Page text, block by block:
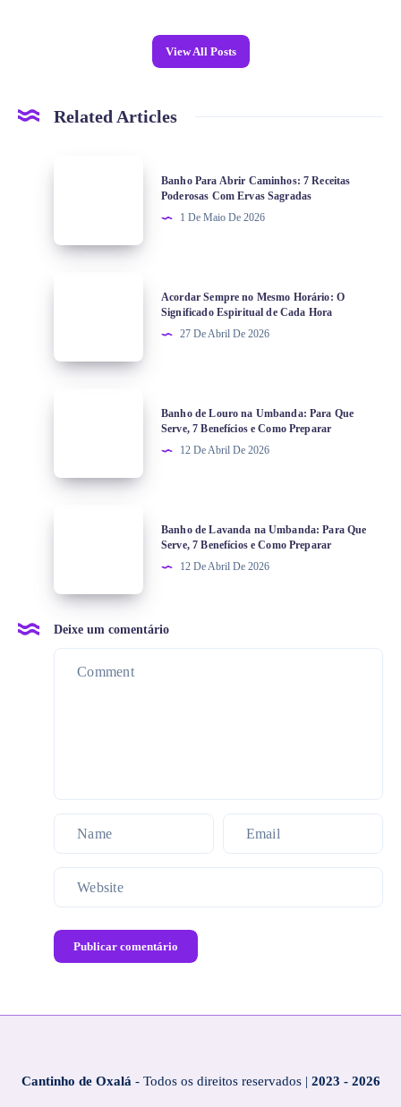
View All Posts
Related Articles
Banho Para Abrir Caminhos: 7 Receitas
Poderosas Com Ervas Sagradas
1 De Maio De 2026
Acordar Sempre no Mesmo Horário: O
Significado Espiritual de Cada Hora
27 De Abril De 2026
Banho de Louro na Umbanda: Para Que
Serve, 7 Benefícios e Como Preparar
12 De Abril De 2026
Banho de Lavanda na Umbanda: Para Que
Serve, 7 Benefícios e Como Preparar
12 De Abril De 2026
Deixe um comentário
Publicar comentário
Cantinho de Oxalá- Todos os direitos reservados | 2023 - 2026